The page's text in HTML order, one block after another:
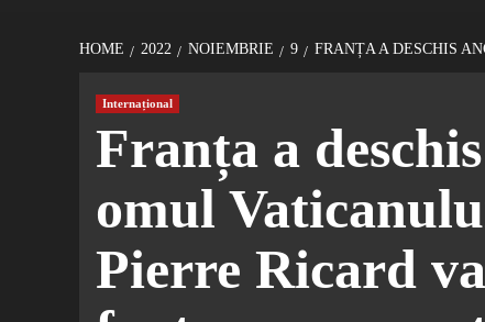
HOME 2022 NOIEMBRIE 9 FRANȚA A DESCHIS
Internațional
Franța a
omul
Pierre Ricard